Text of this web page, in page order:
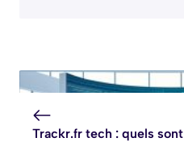
Trackr.fr tech : quels sont